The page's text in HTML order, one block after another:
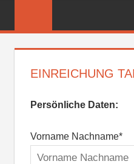
EINREICHUNG
Bitte lasse dieses Feld
Persönliche Daten:
Vorname Nachname*